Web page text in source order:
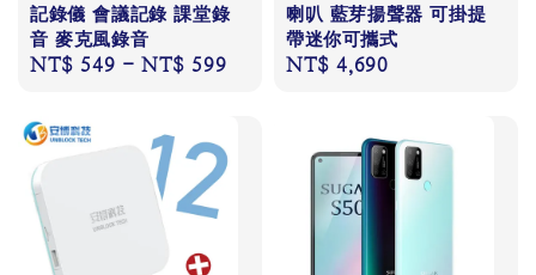
記錄儀 會議記錄 課堂錄
音 麥克風錄音
Regular
NT$ 549 -NT$ 599
喇叭 藍芽揚聲器 可掛提
帶迷你可攜式
Regular
NT$ 4,690